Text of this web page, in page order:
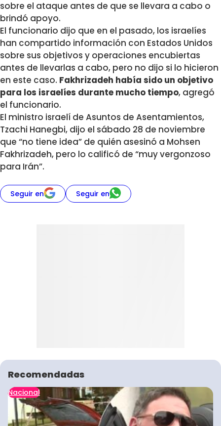
sobre el ataque antes de que se llevara a cabo o
brindó apoyo.
El funcionario dijo que en el pasado, los israelíes
han compartido información con Estados Unidos
sobre sus objetivos y operaciones encubiertas
antes de llevarlas a cabo, pero no dijo si lo hicieron
en este caso. Fakhrizadeh había sido un objetivo
para los israelíes durante mucho tiempo, agregó
el funcionario.
El ministro israelí de Asuntos de Asentamientos,
Tzachi Hanegbi, dijo el sábado 28 de noviembre
que “no tiene idea” de quién asesinó a Mohsen
Fakhrizadeh, pero lo calificó de “muy vergonzoso
para Irán”.
Seguir en Seguir en
Recomendadas
Nacional